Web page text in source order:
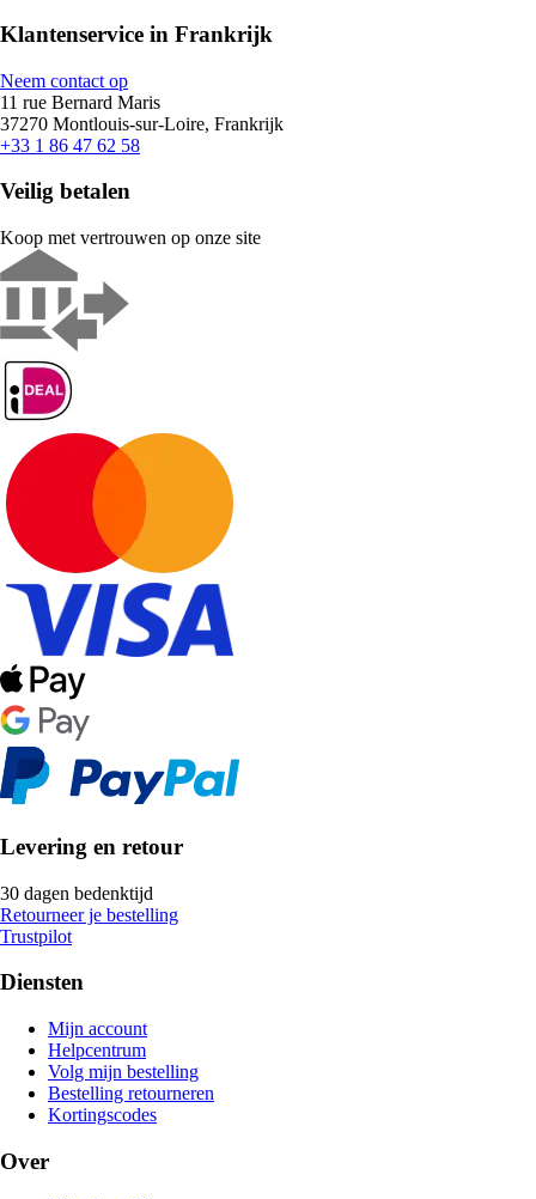
Klantenservice in Frankrijk
Neem contact op
11 rue Bernard Maris
37270 Montlouis-sur-Loire, Frankrijk
+33 1 86 47 62 58
Veilig betalen
Koop met vertrouwen op onze site
Levering en retour
30 dagen bedenktijd
Retourneer je bestelling
Trustpilot
Diensten
Mijn account
Helpcentrum
Volg mijn bestelling
Bestelling retourneren
Kortingscodes
Over